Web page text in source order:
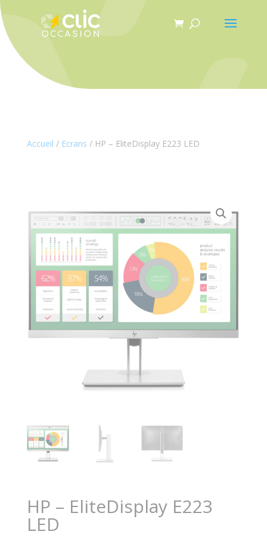
Accueil / Ecrans / HP – EliteDisplay E223 LED
HP – EliteDisplay E223
LED
Panneau de gestion des cookies